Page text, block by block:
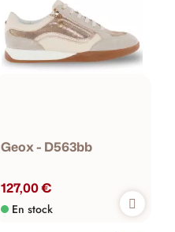
Geox - D563bb
127,00 €
En stock